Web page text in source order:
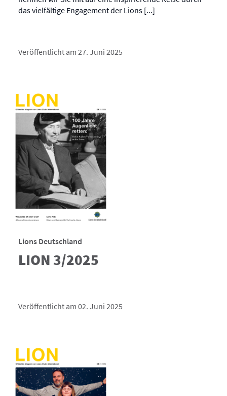
das vielfältige Engagement der Lions [...]
Veröffentlicht am 27. Juni 2025
Lions Deutschland
LION 3/2025
Veröffentlicht am 02. Juni 2025